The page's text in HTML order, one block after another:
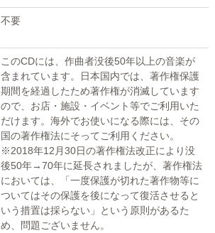
不要
このCDには、作曲者没後50年以上の音楽が
含まれています。日本国内では、著作権保護
期間を経過したため著作権が消滅しています
ので、お店・施設・イベント等でご利用いた
だけます。海外でお使いになる際には、その
国の著作権法にそってご利用ください。
※2018年12月30日の著作権法改正により没
後50年→70年に延長されましたが、著作権法
においては、「一度保護が切れた著作物等に
ついてはその保護を後になって復活させると
いう措置は採らない」という原則があるた
め、問題ございません。